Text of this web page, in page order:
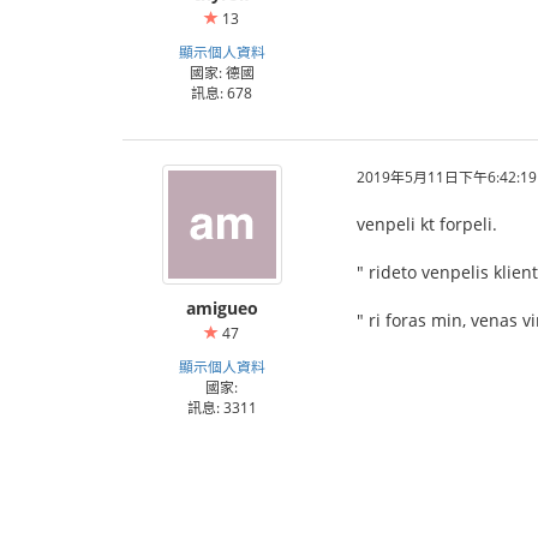
13
顯示個人資料
國家: 德國
訊息: 678
amigueo
47
顯示個人資料
國家:
訊息: 3311
2019年5月11日下午6:42:19
venpeli kt forpeli.
" rideto venpelis
" ri foras min, venas